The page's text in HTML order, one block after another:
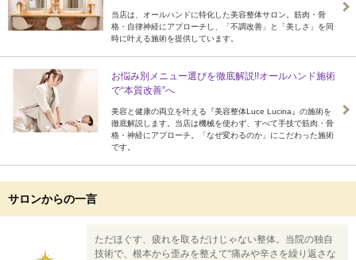
当店は、オールハンドに特化した美容整体サロン。筋肉・骨
格・自律神経にアプローチし、「不調改善」と「美しさ」を同
時に叶える施術を提供しています。
お悩み別メニュー選びを徹底解説!!オールハンド施術
で“本質改善”へ
美容と健康の両立を叶える『美容整体Luce Lucina』の施術を
徹底解説します。当店は機械を使わず、すべて手技で筋肉・骨
格・神経にアプローチ。「なぜ変わるのか」にこだわった施術
です。
サロンからの一言
ただほぐす、疲れを取るだけじゃない整体。当院の独自
技術で、根本から歪みを整えて“痛みや辛さを繰り返さな